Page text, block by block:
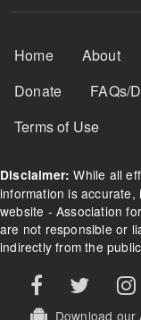
Footer Menu
Home About
Donate
FAQs/
Terms of Use
Disclaimer: While all
information is
website - Association
are not responsible or
indirectly from the
Download our